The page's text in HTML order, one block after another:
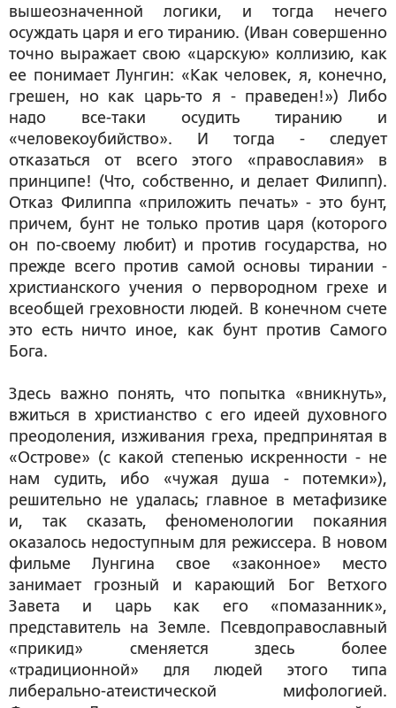
вышеозначенной логики, и тогда нечего
осуждать царя и его тиранию. (Иван совершенно
точно выражает свою «царскую» коллизию, как
ее понимает Лунгин: «Как человек, я, конечно,
грешен, но как царь-то я - праведен!») Либо
надо все-таки осудить тиранию и
«человекоубийство». И тогда - следует
отказаться от всего этого «православия» в
принципе! (Что, собственно, и делает Филипп).
Отказ Филиппа «приложить печать» - это бунт,
причем, бунт не только против царя (которого
он по-своему любит) и против государства, но
прежде всего против самой основы тирании -
христианского учения о первородном грехе и
всеобщей греховности людей. В конечном счете
это есть ничто иное, как бунт против Самого
Бога.
Здесь важно понять, что попытка «вникнуть»,
вжиться в христианство с его идеей духовного
преодоления, изживания греха, предпринятая в
«Острове» (с какой степенью искренности - не
нам судить, ибо «чужая душа - потемки»),
решительно не удалась; главное в метафизике
и, так сказать, феноменологии покаяния
оказалось недоступным для режиссера. В новом
фильме Лунгина свое «законное» место
занимает грозный и карающий Бог Ветхого
Завета и царь как его «помазанник»,
представитель на Земле. Псевдоправославный
«прикид» сменяется здесь более
«традиционной» для людей этого типа
либерально-атеистической мифологией.